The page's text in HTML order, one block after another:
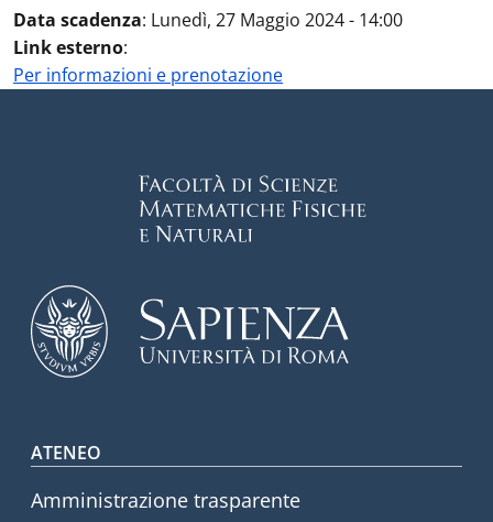
Data scadenza: Lunedì, 27 Maggio 2024 - 14:00
Link esterno:
Per informazioni e prenotazione
Footer menu
ATENEO
Amministrazione trasparente